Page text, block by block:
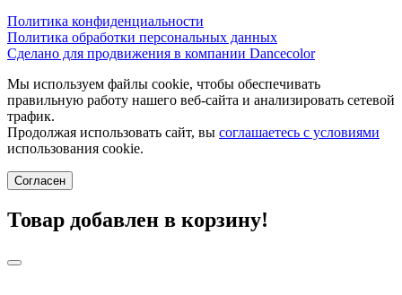
Политика конфиденциальности
Политика обработки персональных данных
Сделано для продвижения в компании Dancecolor
Мы используем файлы cookie, чтобы обеспечивать
правильную работу нашего веб-сайта и анализировать сетевой
трафик.
Продолжая использовать сайт, вы соглашаетесь с условиями
использования cookie.
Согласен
Товар добавлен в корзину!